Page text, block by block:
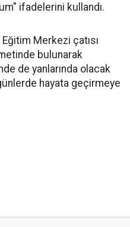
ifadelerini kullandı.
Merkezi çatısı
bulunarak
de yanlarında olacak
hayata geçirmeye